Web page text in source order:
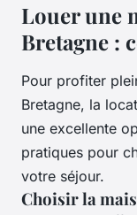
Louer une
Bretagne :
Pour profiter
Bretagne, la
une excellente
pratiques pour
votre séjour.
Choisir la